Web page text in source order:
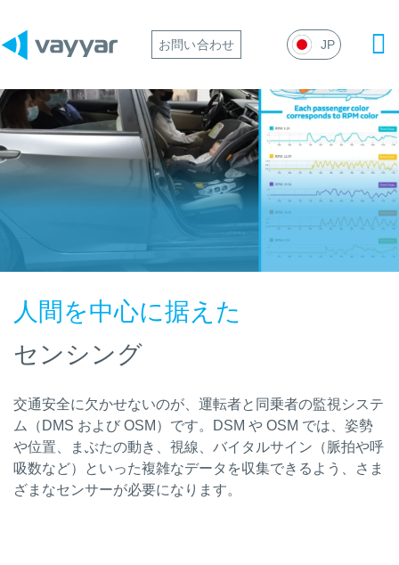
お問い合わせ JP
人間を中心に据えた
センシング
交通安全に欠かせないのが、運転者と同乗者の監視システ
ム（DMS および OSM）です。DSM や OSM では、姿勢
や位置、まぶたの動き、視線、バイタルサイン（脈拍や呼
吸数など）といった複雑なデータを収集できるよう、さま
ざまなセンサーが必要になります。